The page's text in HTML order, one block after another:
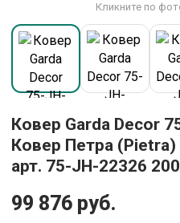
Кликните по
Ковер Garda Decor
Ковер Петра
арт. 75-JH-22326
99 876 руб.